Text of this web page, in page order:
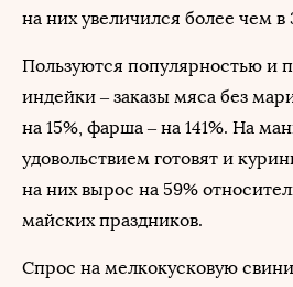
на них увеличился более чем в
Пользуются популярностью и
индейки – заказы мяса без
на 15%, фарша – на 141%. На
удовольствием готовят и
на них вырос на 59%
майских праздников.
Спрос на мелкокусковую